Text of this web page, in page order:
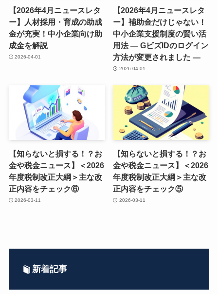
【2026年4月ニュースレタ
ー】人材採用・育成の助成
金が充実！中小企業向け助
成金を解説
2026-04-01
【2026年4月ニュースレタ
ー】補助金だけじゃない！
中小企業支援制度の賢い活
用法 ― GビズIDのログイン
方法が変更されました ―
2026-04-01
【知らないと損する！？お
金や税金ニュース】＜2026
年度税制改正大綱＞主な改
正内容をチェック⑥
2026-03-11
【知らないと損する！？お
金や税金ニュース】＜2026
年度税制改正大綱＞主な改
正内容をチェック⑤
2026-03-11
新着記事